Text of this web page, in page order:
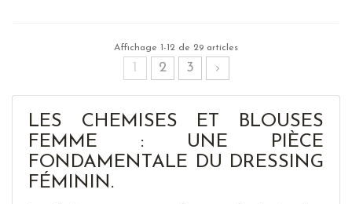
Affichage 1-12 de 29 articles
1 2 3
LES CHEMISES ET BLOUSES
FEMME : UNE PIÈCE
FONDAMENTALE DU DRESSING
FÉMININ.